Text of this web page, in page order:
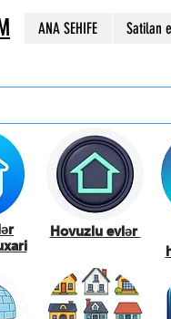
ANA SEHIFE Satilan
Hovuzlu evlər